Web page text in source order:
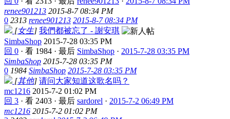
renee901213 2015-8-7 08:34 PM
0 2313 renee901213 2015-8-7 08:34 PM
[女生] 我們都被忘了 - 謝安琪
SimbaShop 2015-7-28 03:35 PM
回 0 · 看 1984 · 最后 SimbaShop · 2015-7-28 03:35 PM
SimbaShop 2015-7-28 03:35 PM
0 1984 SimbaShop 2015-7-28 03:35 PM
[其他] 请问大家知道这歌名吗？
mc1216 2015-7-2 01:02 PM
回 3 · 看 2403 · 最后 sardorel · 2015-7-2 06:49 PM
mc1216 2015-7-2 01:02 PM